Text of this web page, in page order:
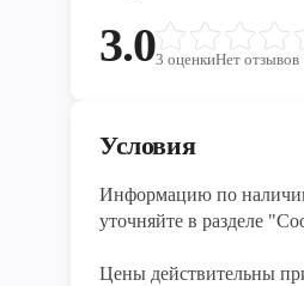
3.03 оценкиНет отзывов
Условия
Информацию по
уточняйте в разделе
Цены действительны